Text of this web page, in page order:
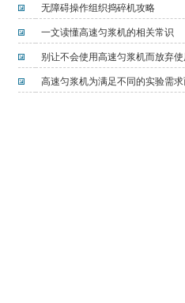
无障碍操作组织捣碎机攻略
一文读懂高速匀浆机的相关常识
别让不会使用高速匀浆机而放弃
高速匀浆机为满足不同的实验需